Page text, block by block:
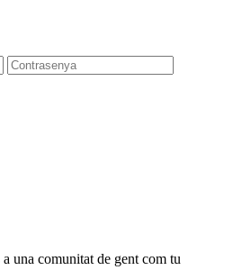
a una comunitat de gent com tu